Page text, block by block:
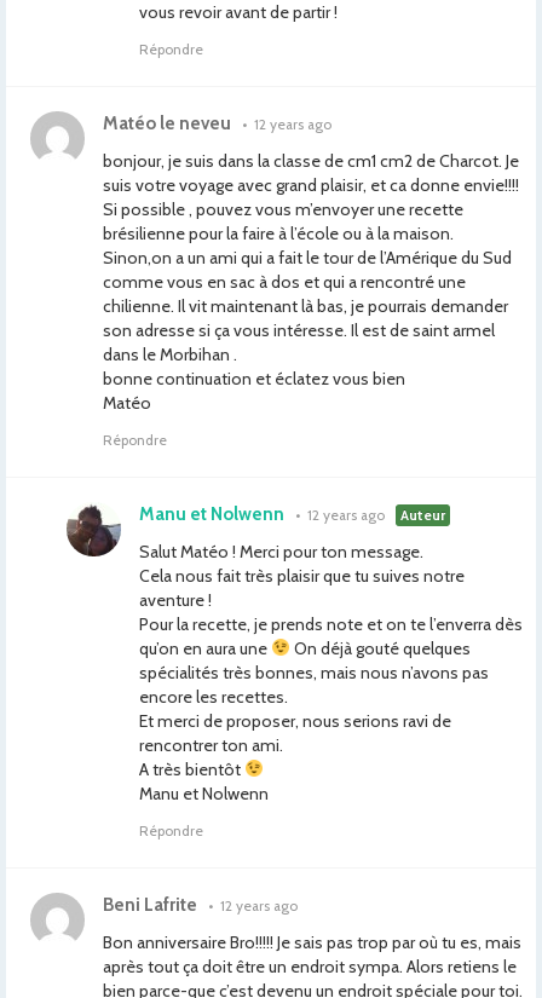
vous revoir avant de partir !
Répondre
Matéo le neveu • 12 years ago
bonjour, je suis dans la classe de cm1 cm2 de Charcot. Je
suis votre voyage avec grand plaisir, et ca donne envie!!!!
Si possible , pouvez vous m’envoyer une recette
brésilienne pour la faire à l’école ou à la maison.
Sinon,on a un ami qui a fait le tour de l’Amérique du Sud
comme vous en sac à dos et qui a rencontré une
chilienne. Il vit maintenant là bas, je pourrais demander
son adresse si ça vous intéresse. Il est de saint armel
dans le Morbihan .
bonne continuation et éclatez vous bien
Matéo
Répondre
Manu et Nolwenn • 12 years ago Auteur
Salut Matéo ! Merci pour ton message.
Cela nous fait très plaisir que tu suives notre
aventure !
Pour la recette, je prends note et on te l’enverra dès
qu’on en aura une
On déjà gouté quelques
spécialités très bonnes, mais nous n’avons pas
encore les recettes.
Et merci de proposer, nous serions ravi de
rencontrer ton ami.
A très bientôt
Manu et Nolwenn
Répondre
Beni Lafrite • 12 years ago
Bon anniversaire Bro!!!!! Je sais pas trop par où tu es, mais
après tout ça doit être un endroit sympa. Alors retiens le
bien parce-que c’est devenu un endroit spéciale pour toi.